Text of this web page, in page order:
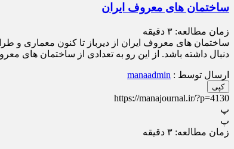
ساختمان های معروف ایران
زمان مطالعه: ۳ دقیقه
ساختمان های معروف ایران از دیرباز تا کنون معماری و
دنبال داشته باشد. از این رو به تعدادی از ساختمان های
ارسال توسط : manaadmin
کپی
https://manajournal.ir/?p=4130
پ
پ
زمان مطالعه: ۳ دقیقه